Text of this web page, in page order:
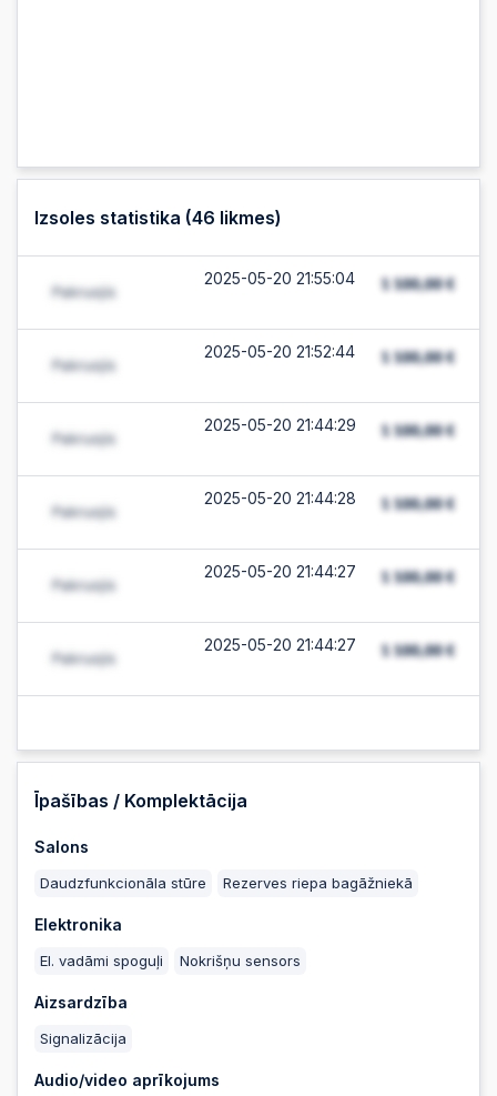
Izsoles statistika (46 likmes)
2025-05-20 21:55:04
2025-05-20 21:52:44
2025-05-20 21:44:29
2025-05-20 21:44:28
2025-05-20 21:44:27
2025-05-20 21:44:27
2025-05-20 21:44:26
2025-05-20 21:44:23
Īpašības / Komplektācija
Salons
Daudzfunkcionāla stūre Rezerves riepa bagāžniekā
Elektronika
El. vadāmi spoguļi Nokrišņu sensors
Aizsardzība
Signalizācija
Audio/video aprīkojums